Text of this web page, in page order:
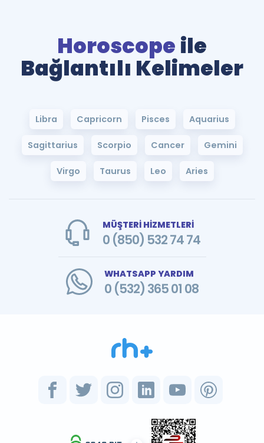
Horoscope ile
Bağlantılı Kelimeler
Libra Capricorn Pisces Aquarius
Sagittarius Scorpio Cancer Gemini
Virgo Taurus Leo Aries
MÜŞTERİ HİZMETLERİ
0 (850) 532 74 74
WHATSAPP YARDIM
0 (532) 365 01 08